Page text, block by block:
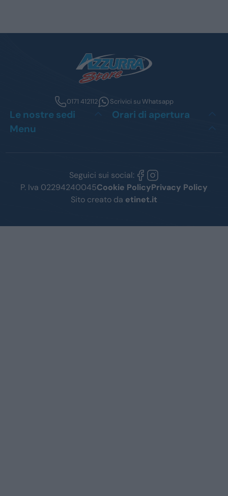
0171 412112 Scrivici su Whatsapp
Le nostre sedi
Orari di apertura
Menu
Seguici sui social:
P. Iva 02294240045Cookie PolicyPrivacy Policy
Sito creato da etinet.it